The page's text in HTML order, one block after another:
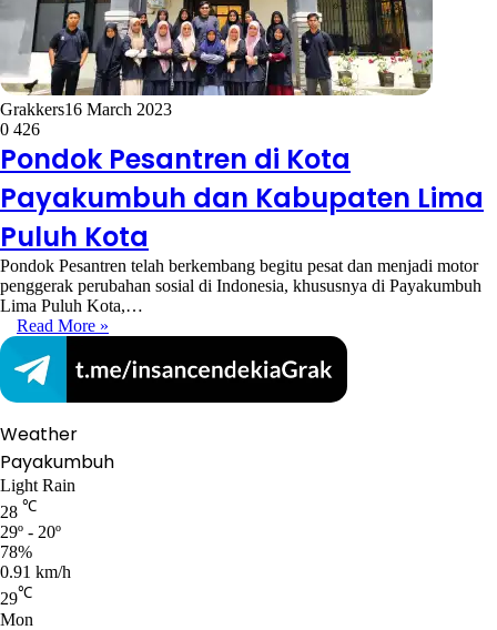
Grakkers16 March 2023
0 426
Pondok Pesantren di Kota
Payakumbuh dan Kabupaten Lima
Puluh Kota
Pondok Pesantren telah berkembang begitu pesat dan menjadi motor
penggerak perubahan sosial di Indonesia, khususnya di Payakumbuh
Lima Puluh Kota,…
Read More »
Weather
Payakumbuh
Light Rain
28 ℃
29º - 20º
78%
0.91 km/h
29℃
Mon